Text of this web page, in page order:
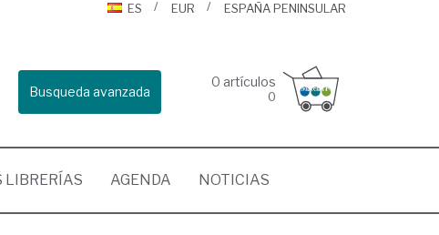
ES
EUR ESPAÑA PENINSULAR
Busqueda avanzada
0 artículos
0
LIBRERÍAS AGENDA NOTICIAS